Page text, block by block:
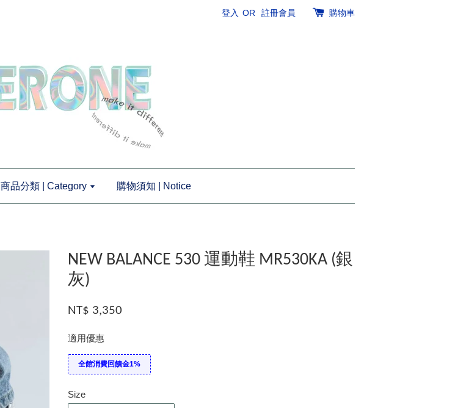
登入 OR 註冊會員 購物車
商品分類 | Category 購物須知 | Notice
NEW BALANCE 530 運動鞋 MR530KA (銀
灰)
NT$ 3,350
適用優惠
全館消費回饋金1%
Size